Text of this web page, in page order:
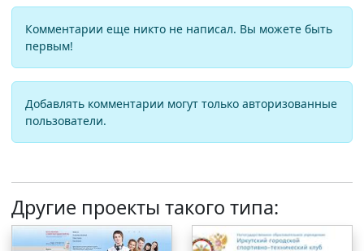
Комментарии еще никто не написал. Вы можете быть
первым!
Добавлять комментарии могут только авторизованные
пользователи.
Другие проекты такого типа: